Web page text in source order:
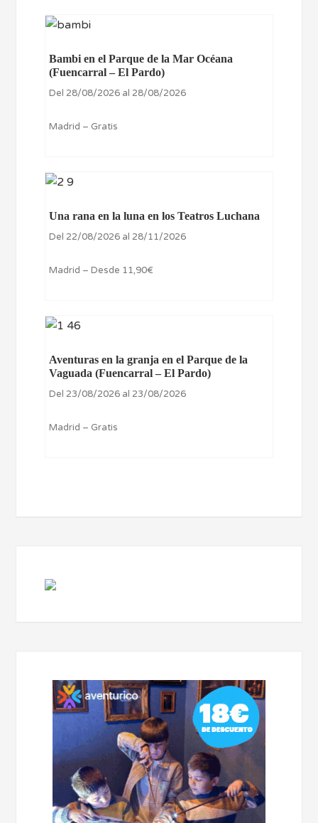
Bambi en el Parque de la Mar Océana
(Fuencarral – El Pardo)
Del 28/08/2026 al 28/08/2026
Madrid – Gratis
Una rana en la luna en los Teatros Luchana
Del 22/08/2026 al 28/11/2026
Madrid – Desde 11,90€
Aventuras en la granja en el Parque de la
Vaguada (Fuencarral – El Pardo)
Del 23/08/2026 al 23/08/2026
Madrid – Gratis